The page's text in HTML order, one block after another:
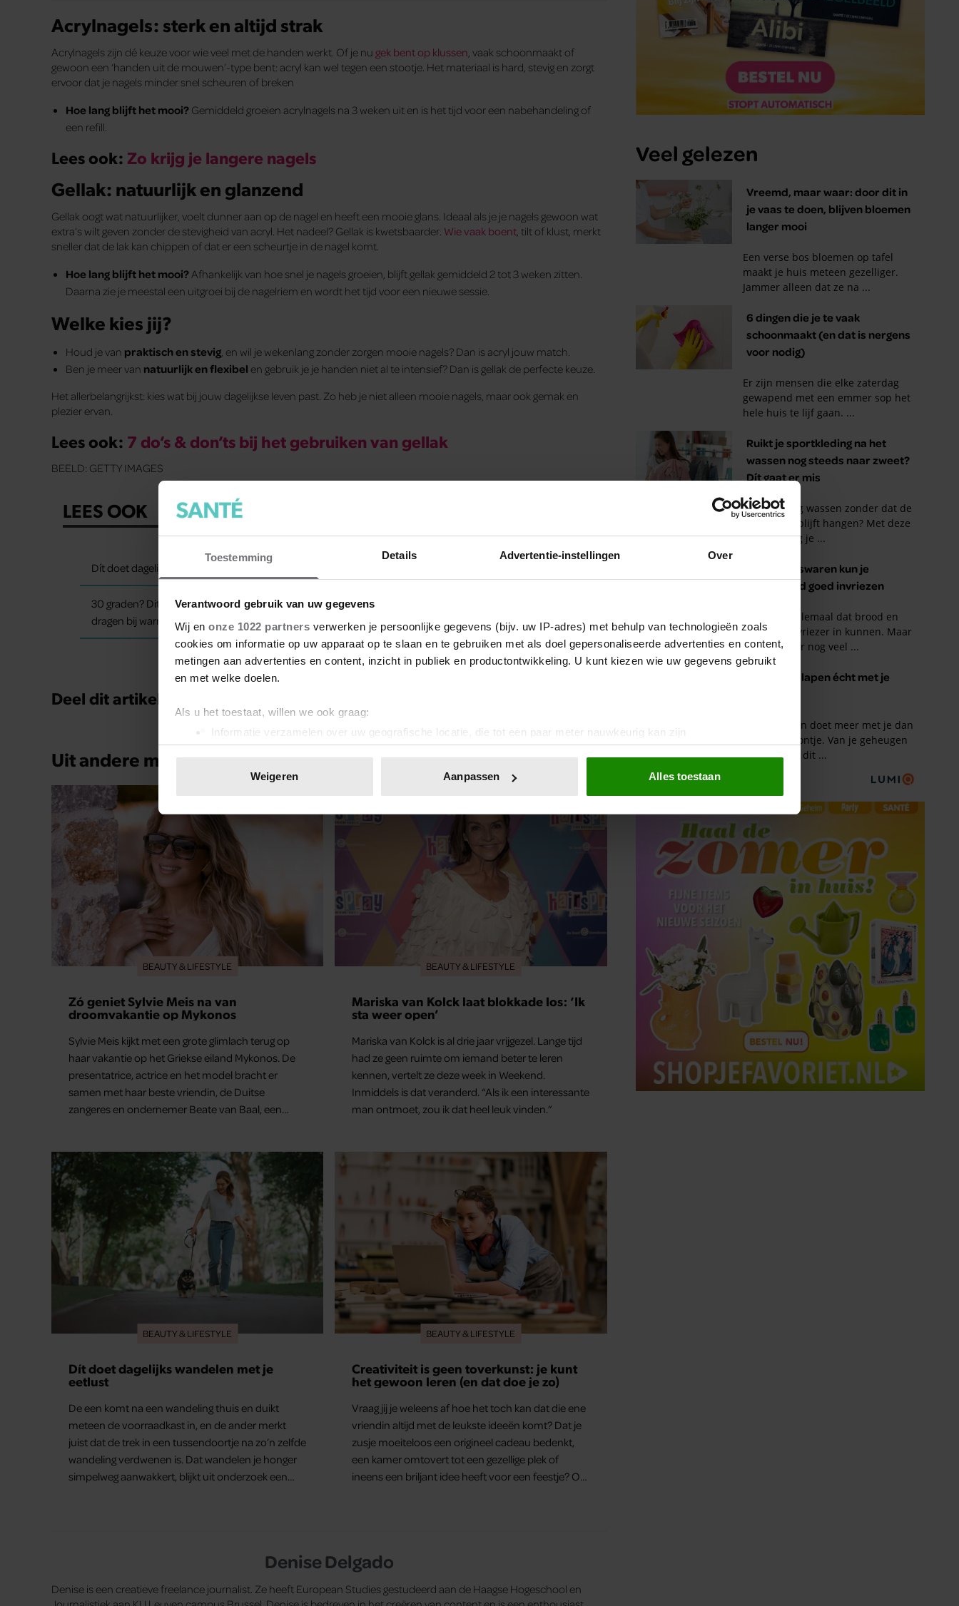
Toestemming Details Advertentie-instellingen Over
Verantwoord gebruik van uw gegevens
Wij en onze 1022 partners verwerken je persoonlijke gegevens (bijv. uw IP-adres) met behulp van technologieën zoals
cookies om informatie op uw apparaat op te slaan en te gebruiken met als doel gepersonaliseerde advertenties en content,
metingen aan advertenties en content, inzicht in publiek en productontwikkeling. U kunt kiezen wie uw gegevens gebruikt
en met welke doelen.
Als u het toestaat, willen we ook graag:
Informatie verzamelen over uw geografische locatie, die tot een paar meter nauwkeurig kan zijn
Uw apparaat identificeren door het actief te scannen op specifieke eigenschappen (fingerprinting)
toestemming op elk moment wijzigen of intrekken in de Cookieverklaring.
We gebruiken cookies om content en advertenties te personaliseren, om functies voor social media te bieden en om ons
websiteverkeer te analyseren. Ook delen we informatie over uw gebruik van onze site met onze partners voor social
media, adverteren en analyse. Deze partners kunnen deze gegevens combineren met andere informatie die u aan ze heeft
verstrekt of die ze hebben verzameld op basis van uw gebruik van hun services. U gaat akkoord met onze cookies als u
onze website blijft gebruiken.
Weigeren Aanpassen Alles toestaan
Acrylnagels: sterk en altijd strak
Acrylnagels zijn dé keuze voor wie veel met de handen werkt. Of je nu gek bent op klussen , vaak schoonmaakt of
gewoon een ‘handen uit de mouwen’-type bent: acryl kan wel tegen een stootje. Het materiaal is hard, stevig en zorgt
ervoor dat je nagels minder snel scheuren of breken
Hoe lang blijft het mooi? Gemiddeld groeien acrylnagels na 3 weken uit en is het tijd voor een nabehandeling of
een refill.
Lees ook: Zo krijg je langere nagels
Gellak: natuurlijk en glanzend
Gellak oogt wat natuurlijker, voelt dunner aan op de nagel en heeft een mooie glans. Ideaal als je je nagels gewoon wat
extra’s wilt geven zonder de stevigheid van acryl. Het nadeel? Gellak is kwetsbaarder. Wie vaak boent, tilt of klust, merkt
sneller dat de lak kan chippen of dat er een scheurtje in de nagel komt.
Hoe lang blijft het mooi?Afhankelijk van hoe snel je nagels groeien, blijft gellak gemiddeld 2 tot 3 weken zitten.
Daarna zie je meestal een uitgroei bij de nagelriem en wordt het tijd voor een nieuwe sessie.
Welke kies jij?
Houd je van praktisch en stevig, en wil je wekenlang zonder zorgen mooie nagels? Dan is acryl jouw match.
Ben je meer van natuurlijk en flexibel en gebruik je je handen niet al te intensief? Dan is gellak de perfecte keuze.
Het allerbelangrijkst: kies wat bij jouw dagelijkse leven past. Zo heb je niet alleen mooie nagels, maar ook gemak en
plezier ervan.
Lees ook: 7 do’s & don’ts bij het gebruiken van gellak
BEELD: GETTY IMAGES
LEES OOK
Dít doet dagelijks wandelen met je eetlust
30 graden? Dit is de beste kleding om te
dragen bij warm weer
bent?
Heb je na je 40e meer eiwitten nodig?
Deel dit artikel op social media!
Uit andere media
BEAUTY & LIFESTYLE
Zó geniet Sylvie Meis na van
droomvakantie op Mykonos
Sylvie Meis kijkt met een grote glimlach terug op
haar vakantie op het Griekse eiland Mykonos. De
presentatrice, actrice en het model bracht er
samen met haar beste vriendin, de Duitse
zangeres en ondernemer Beate van Baal, een
bestemming én vertelt ze hoe bijzonder de reis
voor haar is geweest.
BEAUTY & LIFESTYLE
Mariska van Kolck laat blokkade los: ‘Ik
sta weer open’
Mariska van Kolck is al drie jaar vrijgezel. Lange tijd
had ze geen ruimte om iemand beter te leren
kennen, vertelt ze deze week in Weekend.
Inmiddels is dat veranderd. “Als ik een interessante
man ontmoet, zou ik dat heel leuk vinden.”
BEAUTY & LIFESTYLE
Dít doet dagelijks wandelen met je
eetlust
De een komt na een wandeling thuis en duikt
meteen de voorraadkast in, en de ander merkt
juist dat de trek in een tussendoortje na zo’n zelfde
wandeling verdwenen is. Dat wandelen je honger
simpelweg aanwakkert, blijkt uit onderzoek een
BEAUTY & LIFESTYLE
Creativiteit is geen toverkunst: je kunt
het gewoon leren (en dat doe je zo)
Vraag jij je weleens af hoe het toch kan dat die ene
vriendin altijd met de leukste ideeën komt? Dat je
zusje moeiteloos een origineel cadeau bedenkt,
een kamer omtovert tot een gezellige plek of
ineens een briljant idee heeft voor een feestje? Of
Denise Delgado
Denise is een creatieve freelance journalist. Ze heeft European Studies gestudeerd aan de Haagse Hogeschool en